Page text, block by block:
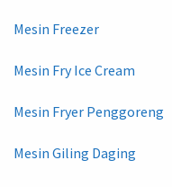
Mesin Freezer
Mesin Fry Ice Cream
Mesin Fryer Penggoreng
Mesin Giling Daging